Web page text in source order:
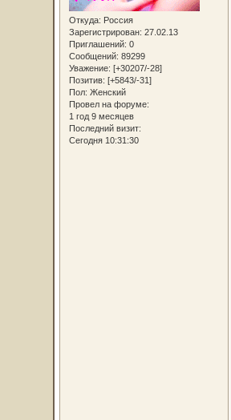
Откуда: Россия
Зарегистрирован: 27.02.13
Приглашений: 0
Сообщений: 89299
Уважение: [+30207/-28]
Позитив: [+5843/-31]
Пол: Женский
Провел на форуме:
1 год 9 месяцев
Последний визит:
Сегодня 10:31:30